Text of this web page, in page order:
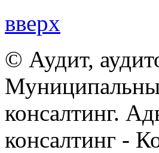
вверх
© Аудит,
консалтинг.
консалтинг -